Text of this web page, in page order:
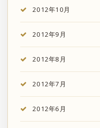
2012年10月
2012年9月
2012年8月
2012年7月
2012年6月